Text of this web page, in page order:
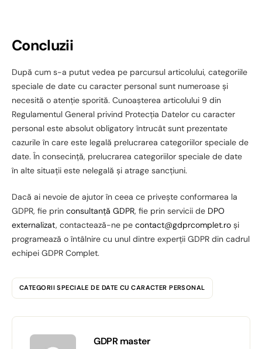
Concluzii
După cum s-a putut vedea pe parcursul articolului, categoriile
speciale de date cu caracter personal sunt numeroase și
necesită o atenție sporită. Cunoașterea articolului 9 din
Regulamentul General privind Protecția Datelor cu caracter
personal este absolut obligatory întrucât sunt prezentate
cazurile în care este legală prelucrarea categoriilor speciale de
date. În consecință, prelucrarea categoriilor speciale de date
în alte situații este nelegală și atrage sancțiuni.
Dacă ai nevoie de ajutor în ceea ce privește conformarea la
GDPR, fie prin consultanță GDPR, fie prin servicii de DPO
externalizat, contactează-ne pe contact@gdprcomplet.ro și
programează o întâlnire cu unul dintre experții GDPR din cadrul
echipei GDPR Complet.
CATEGORII SPECIALE DE DATE CU CARACTER PERSONAL
GDPR master